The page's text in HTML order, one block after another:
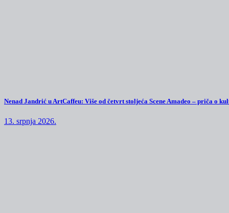
Nenad Jandrić u ArtCaffeu: Više od četvrt stoljeća Scene Amadeo – priča o
13. srpnja 2026.